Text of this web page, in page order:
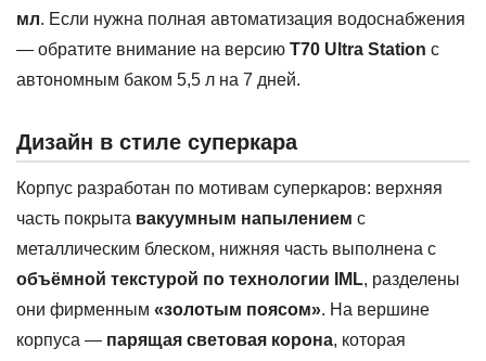
мл. Если нужна полная автоматизация водоснабжения
— обратите внимание на версию T70 Ultra Station с
автономным баком 5,5 л на 7 дней.
Дизайн в стиле суперкара
Корпус разработан по мотивам суперкаров: верхняя
часть покрыта вакуумным напылением с
металлическим блеском, нижняя часть выполнена с
объёмной текстурой по технологии IML, разделены
они фирменным «золотым поясом». На вершине
корпуса — парящая световая корона, которая